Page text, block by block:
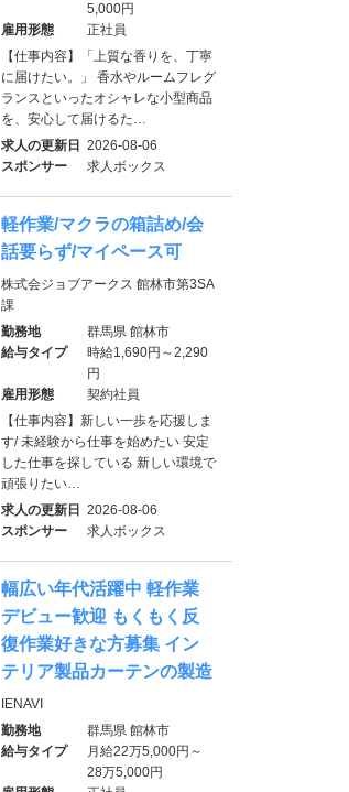
5,000円
雇用形態
正社員
【仕事内容】「上質な香りを、丁寧
に届けたい。」 香水やルームフレグ
ランスといったオシャレな小型商品
を、安心して届けるた…
求人の更新日
2026-08-06
スポンサー
求人ボックス
軽作業/マクラの箱詰め/会
話要らず/マイペース可
株式会ジョブアークス 館林市第3SA
課
勤務地
群馬県 館林市
給与タイプ
時給1,690円～2,290
円
雇用形態
契約社員
【仕事内容】新しい一歩を応援しま
す/ 未経験から仕事を始めたい 安定
した仕事を探している 新しい環境で
頑張りたい…
求人の更新日
2026-08-06
スポンサー
求人ボックス
幅広い年代活躍中 軽作業
デビュー歓迎 もくもく反
復作業好きな方募集 イン
テリア製品カーテンの製造
IENAVI
勤務地
群馬県 館林市
給与タイプ
月給22万5,000円～
28万5,000円